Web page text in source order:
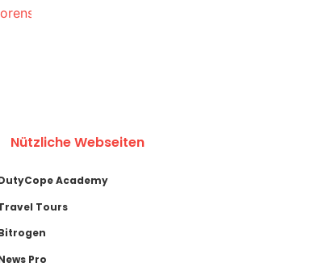
Nützliche Webseiten
Academy
Tours
Pro